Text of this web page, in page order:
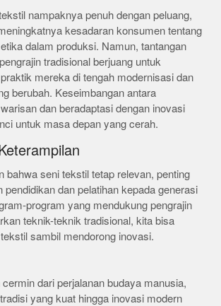
nampaknya penuh dengan peluang,
kesadaran konsumen tentang
dalam produksi. Namun, tantangan
tradisional berjuang untuk
mereka di tengah modernisasi dan
berubah. Keseimbangan antara
dan beradaptasi dengan inovasi
untuk masa depan yang cerah.
bahwa seni tekstil tetap relevan, penting
pendidikan dan pelatihan kepada generasi
program yang mendukung pengrajin
teknik-teknik tradisional, kita bisa
sambil mendorong inovasi.
dari perjalanan budaya manusia,
yang kuat hingga inovasi modern